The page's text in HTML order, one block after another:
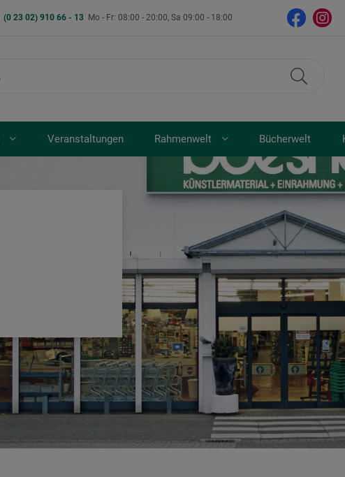
(0 23 02) 910 66 - 13 Mo - Fr: 08:00 - 20:00, Sa 09:00 - 18:00
Veranstaltungen Rahmenwelt Bücherwelt